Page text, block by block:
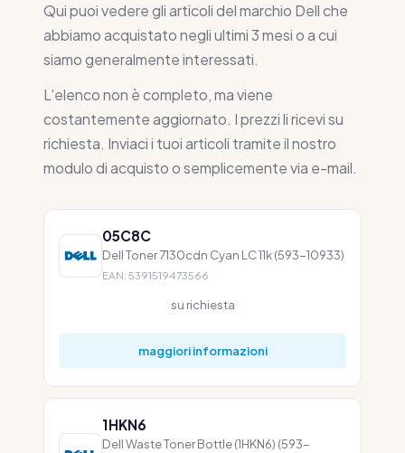
Qui puoi vedere gli articoli del marchio Dell che
abbiamo acquistato negli ultimi 3 mesi o a cui
siamo generalmente interessati.
L'elenco non è completo, ma viene
costantemente aggiornato. I prezzi li ricevi su
richiesta. Inviaci i tuoi articoli tramite il nostro
modulo di acquisto o semplicemente via e-mail.
05C8C
Dell Toner 7130cdn Cyan LC 11k (593-10933)
EAN: 5391519473566
su richiesta
maggiori informazioni
1HKN6
Dell Waste Toner Bottle (1HKN6) (593-